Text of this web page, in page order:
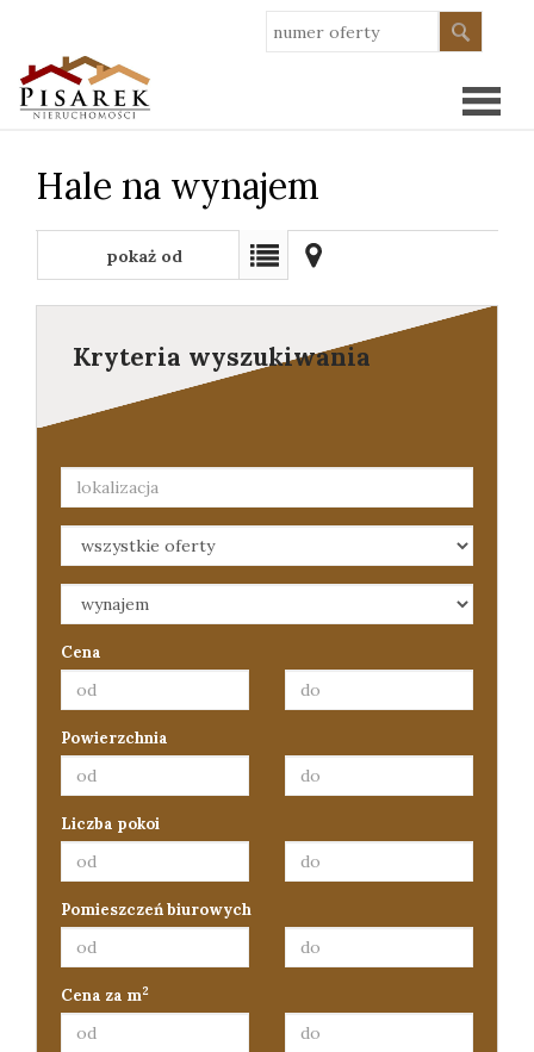
Hale na wynajem
pokaż od
najnowszych
Kryteria wyszukiwania
Cena
Powierzchnia
Liczba pokoi
Pomieszczeń biurowych
Cena za m2